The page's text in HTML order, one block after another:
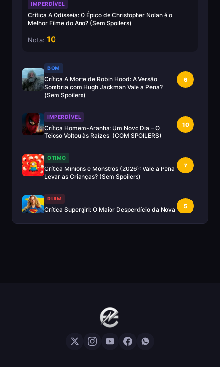
IMPERDÍVEL
Crítica A Odisseia: O Épico de Christopher Nolan é o
Melhor Filme do Ano? (Sem Spoilers)
Nota: 10
BOM
Crítica A Morte de Robin Hood: A Versão
Sombria com Hugh Jackman Vale a Pena?
(Sem Spoilers)
6
IMPERDÍVEL
Crítica Homem-Aranha: Um Novo Dia – O
Teioso Voltou às Raízes! (COM SPOILERS)
10
OTIMO
Crítica Minions e Monstros (2026): Vale a Pena
Levar as Crianças? (Sem Spoilers)
7
RUIM
Crítica Supergirl: O Maior Desperdício da Nova
5
Crítica O Mandaloriano e Grogu: A Aventura
Perfeita de Star Wars? — Sem Spoilers